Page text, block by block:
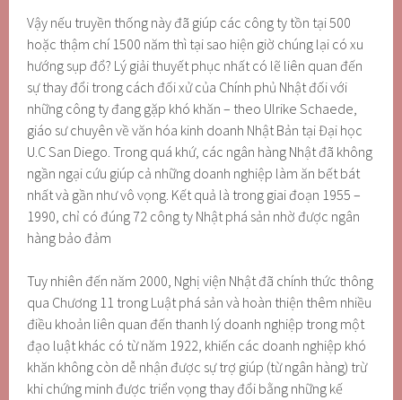
Vậy nếu truyền thống này đã giúp các công ty tồn tại 500
hoặc thậm chí 1500 năm thì tại sao hiện giờ chúng lại có xu
hướng sụp đổ? Lý giải thuyết phục nhất có lẽ liên quan đến
sự thay đổi trong cách đối xử của Chính phủ Nhật đối với
những công ty đang gặp khó khăn – theo Ulrike Schaede,
giáo sư chuyên về văn hóa kinh doanh Nhật Bản tại Đại học
U.C San Diego. Trong quá khứ, các ngân hàng Nhật đã không
ngần ngại cứu giúp cả những doanh nghiệp làm ăn bết bát
nhất và gần như vô vọng. Kết quả là trong giai đoạn 1955 –
1990, chỉ có đúng 72 công ty Nhật phá sản nhờ được ngân
hàng bảo đảm
Tuy nhiên đến năm 2000, Nghị viện Nhật đã chính thức thông
qua Chương 11 trong Luật phá sản và hoàn thiện thêm nhiều
điều khoản liên quan đến thanh lý doanh nghiệp trong một
đạo luật khác có từ năm 1922, khiến các doanh nghiệp khó
khăn không còn dễ nhận được sự trợ giúp (từ ngân hàng) trừ
khi chứng minh được triển vọng thay đổi bằng những kế